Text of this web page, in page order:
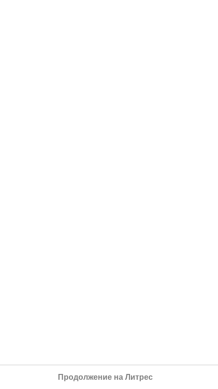
Продолжение на Литрес